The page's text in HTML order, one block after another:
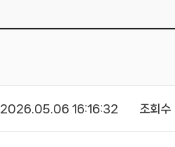
2026.05.06 16:16:32 조회수